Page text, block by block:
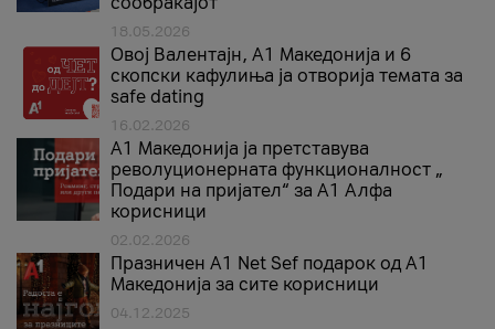
18.05.2026
Овој Валентајн, A1 Македонија и 6
скопски кафулиња ја отворија темата за
safe dating
16.02.2026
А1 Македонија ја претставува
револуционерната функционалност „
Подари на пријател“ за А1 Алфа
корисници
02.02.2026
Празничен A1 Net Sеf подарок од А1
Македонија за сите корисници
04.12.2025